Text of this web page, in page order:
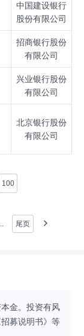
中国建设银行
股份有限公司
招商银行股份
有限公司
兴业银行股份
有限公司
北京银行股份
有限公司
100
尾页
金。投资有风
募说明书》等